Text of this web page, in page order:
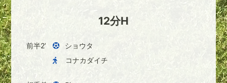
12分H
前半2’
ショウタ
コナカダイチ